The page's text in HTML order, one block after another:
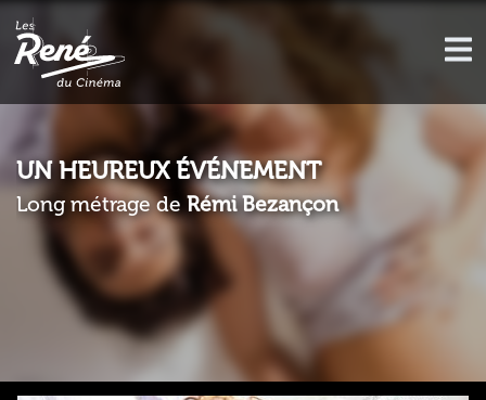
UN HEUREUX ÉVÉNEMENT
Long métrage de Rémi Bezançon